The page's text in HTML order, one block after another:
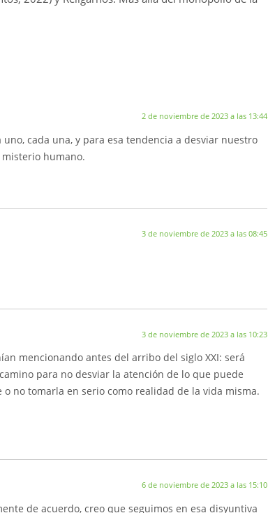
2 de noviembre de 2023 a las 13:44
cada una, y para esa tendencia a desviar nuestro
humano.
3 de noviembre de 2023 a las 08:45
3 de noviembre de 2023 a las 10:23
mencionando antes del arribo del siglo XXI: será
para no desviar la atención de lo que puede
no tomarla en serio como realidad de la vida misma.
6 de noviembre de 2023 a las 15:10
de acuerdo, creo que seguimos en esa disyuntiva